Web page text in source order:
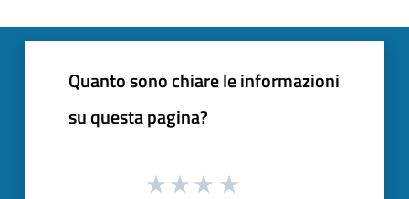
Quanto sono chiare le informazioni
su questa pagina?